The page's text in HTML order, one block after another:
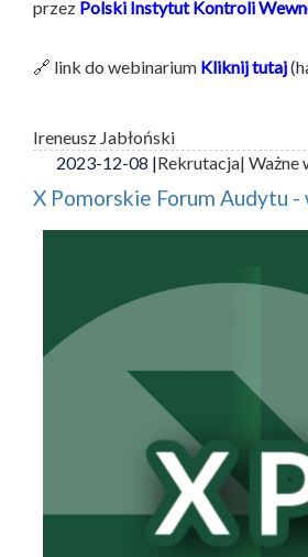
przez Polski Instytut Kontroli
🔗 link do webinarium Kliknij tutaj
Ireneusz Jabłoński
2023-12-08 |Rekrutacja| Ważne
X Pomorskie Forum Audytu